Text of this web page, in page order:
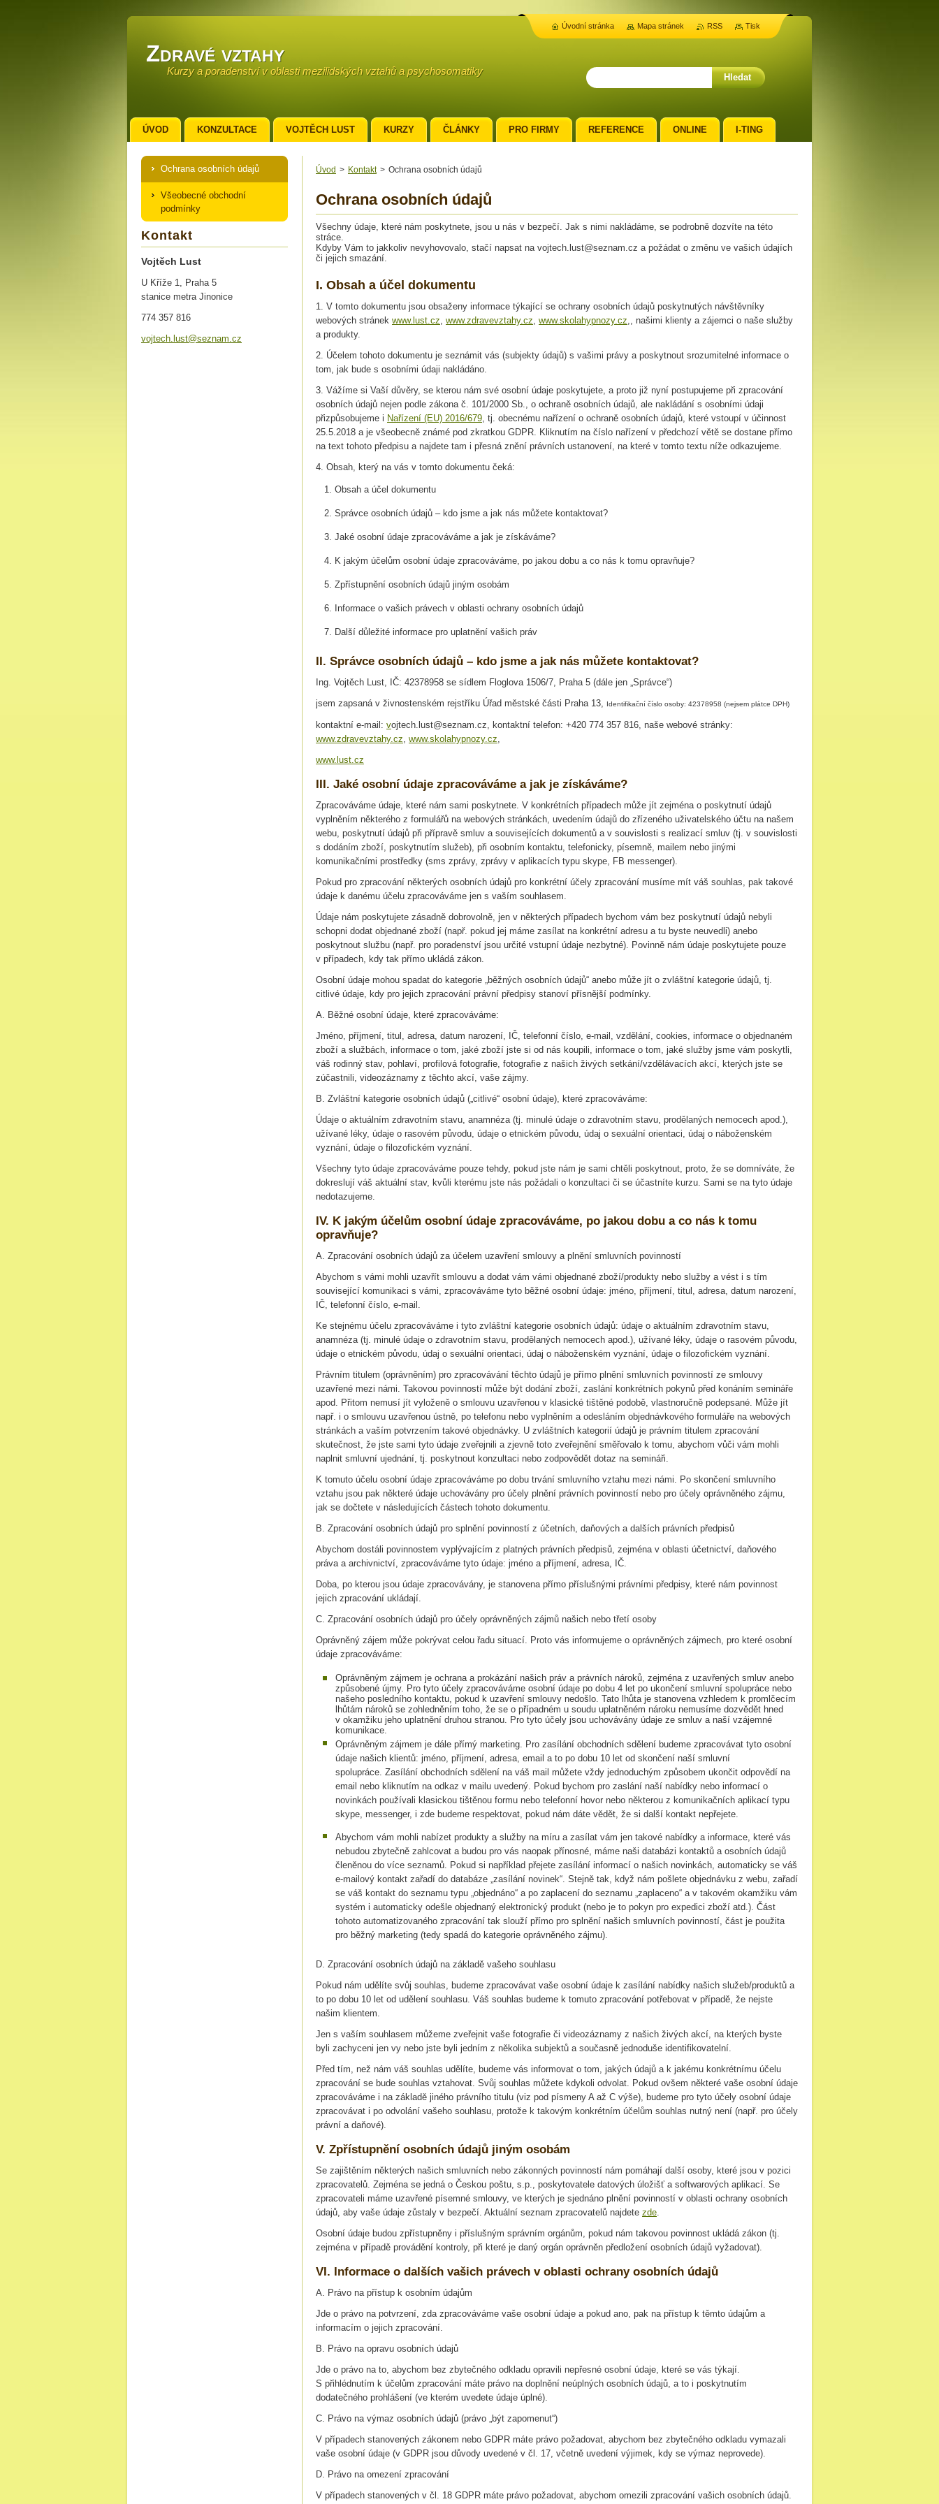
Zdravé vztahy
Kurzy a poradenství v oblasti mezilidských vztahů a psychosomatiky
Úvod > Kontakt > Ochrana osobních údajů
Ochrana osobních údajů
Všechny údaje, které nám poskytnete, jsou u nás v bezpečí. Jak s nimi nakládáme, se podrobně dozvíte na této
stráce.
Kdyby Vám to jakkoliv nevyhovovalo, stačí napsat na vojtech.lust@seznam.cz a požádat o změnu ve vašich údajích
či jejich smazání.
I. Obsah a účel dokumentu
1. V tomto dokumentu jsou obsaženy informace týkající se ochrany osobních údajů poskytnutých návštěvníky
webových stránek www.lust.cz, www.zdravevztahy.cz, www.skolahypnozy.cz,, našimi klienty a zájemci o naše služby
a produkty.
2. Účelem tohoto dokumentu je seznámit vás (subjekty údajů) s vašimi právy a poskytnout srozumitelné informace o
tom, jak bude s osobními údaji nakládáno.
3. Vážíme si Vaší důvěry, se kterou nám své osobní údaje poskytujete, a proto již nyní postupujeme při zpracování
osobních údajů nejen podle zákona č. 101/2000 Sb., o ochraně osobních údajů, ale nakládání s osobními údaji
přizpůsobujeme i Nařízení (EU) 2016/679, tj. obecnému nařízení o ochraně osobních údajů, které vstoupí v účinnost
25.5.2018 a je všeobecně známé pod zkratkou GDPR. Kliknutím na číslo nařízení v předchozí větě se dostane přímo
na text tohoto předpisu a najdete tam i přesná znění právních ustanovení, na které v tomto textu níže odkazujeme.
4. Obsah, který na vás v tomto dokumentu čeká:
Obsah a účel dokumentu
Správce osobních údajů – kdo jsme a jak nás můžete kontaktovat?
Jaké osobní údaje zpracováváme a jak je získáváme?
K jakým účelům osobní údaje zpracováváme, po jakou dobu a co nás k tomu opravňuje?
Zpřístupnění osobních údajů jiným osobám
Informace o vašich právech v oblasti ochrany osobních údajů
Další důležité informace pro uplatnění vašich práv
II. Správce osobních údajů – kdo jsme a jak nás můžete kontaktovat?
Ing. Vojtěch Lust, IČ: 42378958 se sídlem Floglova 1506/7, Praha 5 (dále jen „Správce“)
jsem zapsaná v živnostenském rejstříku Úřad městské části Praha 13, Identifikační číslo osoby: 42378958 (nejsem plátce DPH)
kontaktní e-mail: vojtech.lust@seznam.cz, kontaktní telefon: +420 774 357 816, naše webové stránky:
www.zdravevztahy.cz, www.skolahypnozy.cz,
www.lust.cz
III. Jaké osobní údaje zpracováváme a jak je získáváme?
Zpracováváme údaje, které nám sami poskytnete. V konkrétních případech může jít zejména o poskytnutí údajů
vyplněním některého z formulářů na webových stránkách, uvedením údajů do zřízeného uživatelského účtu na našem
webu, poskytnutí údajů při přípravě smluv a souvisejících dokumentů a v souvislosti s realizací smluv (tj. v souvislosti
s dodáním zboží, poskytnutím služeb), při osobním kontaktu, telefonicky, písemně, mailem nebo jinými
komunikačními prostředky (sms zprávy, zprávy v aplikacích typu skype, FB messenger).
Pokud pro zpracování některých osobních údajů pro konkrétní účely zpracování musíme mít váš souhlas, pak takové
údaje k danému účelu zpracováváme jen s vaším souhlasem.
Údaje nám poskytujete zásadně dobrovolně, jen v některých případech bychom vám bez poskytnutí údajů nebyli
schopni dodat objednané zboží (např. pokud jej máme zasílat na konkrétní adresu a tu byste neuvedli) anebo
poskytnout službu (např. pro poradenství jsou určité vstupní údaje nezbytné). Povinně nám údaje poskytujete pouze
v případech, kdy tak přímo ukládá zákon.
Osobní údaje mohou spadat do kategorie „běžných osobních údajů“ anebo může jít o zvláštní kategorie údajů, tj.
citlivé údaje, kdy pro jejich zpracování právní předpisy stanoví přísnější podmínky.
A. Běžné osobní údaje, které zpracováváme:
Jméno, příjmení, titul, adresa, datum narození, IČ, telefonní číslo, e-mail, vzdělání, cookies, informace o objednaném
zboží a službách, informace o tom, jaké zboží jste si od nás koupili, informace o tom, jaké služby jsme vám poskytli,
váš rodinný stav, pohlaví, profilová fotografie, fotografie z našich živých setkání/vzdělávacích akcí, kterých jste se
zúčastnili, videozáznamy z těchto akcí, vaše zájmy.
B. Zvláštní kategorie osobních údajů („citlivé“ osobní údaje), které zpracováváme:
Údaje o aktuálním zdravotním stavu, anamnéza (tj. minulé údaje o zdravotním stavu, prodělaných nemocech apod.),
užívané léky, údaje o rasovém původu, údaje o etnickém původu, údaj o sexuální orientaci, údaj o náboženském
vyznání, údaje o filozofickém vyznání.
Všechny tyto údaje zpracováváme pouze tehdy, pokud jste nám je sami chtěli poskytnout, proto, že se domníváte, že
dokreslují váš aktuální stav, kvůli kterému jste nás požádali o konzultaci či se účastníte kurzu. Sami se na tyto údaje
nedotazujeme.
IV. K jakým účelům osobní údaje zpracováváme, po jakou dobu a co nás k tomu
opravňuje?
A. Zpracování osobních údajů za účelem uzavření smlouvy a plnění smluvních povinností
Abychom s vámi mohli uzavřít smlouvu a dodat vám vámi objednané zboží/produkty nebo služby a vést i s tím
související komunikaci s vámi, zpracováváme tyto běžné osobní údaje: jméno, příjmení, titul, adresa, datum narození,
IČ, telefonní číslo, e-mail.
Ke stejnému účelu zpracováváme i tyto zvláštní kategorie osobních údajů: údaje o aktuálním zdravotním stavu,
anamnéza (tj. minulé údaje o zdravotním stavu, prodělaných nemocech apod.), užívané léky, údaje o rasovém původu,
údaje o etnickém původu, údaj o sexuální orientaci, údaj o náboženském vyznání, údaje o filozofickém vyznání.
Právním titulem (oprávněním) pro zpracovávání těchto údajů je přímo plnění smluvních povinností ze smlouvy
uzavřené mezi námi. Takovou povinností může být dodání zboží, zaslání konkrétních pokynů před konáním semináře
apod. Přitom nemusí jít vyloženě o smlouvu uzavřenou v klasické tištěné podobě, vlastnoručně podepsané. Může jít
např. i o smlouvu uzavřenou ústně, po telefonu nebo vyplněním a odesláním objednávkového formuláře na webových
stránkách a vaším potvrzením takové objednávky. U zvláštních kategorií údajů je právním titulem zpracování
skutečnost, že jste sami tyto údaje zveřejnili a zjevně toto zveřejnění směřovalo k tomu, abychom vůči vám mohli
naplnit smluvní ujednání, tj. poskytnout konzultaci nebo zodpovědět dotaz na semináři.
K tomuto účelu osobní údaje zpracováváme po dobu trvání smluvního vztahu mezi námi. Po skončení smluvního
vztahu jsou pak některé údaje uchovávány pro účely plnění právních povinností nebo pro účely oprávněného zájmu,
jak se dočtete v následujících částech tohoto dokumentu.
B. Zpracování osobních údajů pro splnění povinností z účetních, daňových a dalších právních předpisů
Abychom dostáli povinnostem vyplývajícím z platných právních předpisů, zejména v oblasti účetnictví, daňového
práva a archivnictví, zpracováváme tyto údaje: jméno a příjmení, adresa, IČ.
Doba, po kterou jsou údaje zpracovávány, je stanovena přímo příslušnými právními předpisy, které nám povinnost
jejich zpracování ukládají.
C. Zpracování osobních údajů pro účely oprávněných zájmů našich nebo třetí osoby
Oprávněný zájem může pokrývat celou řadu situací. Proto vás informujeme o oprávněných zájmech, pro které osobní
údaje zpracováváme:
Oprávněným zájmem je ochrana a prokázání našich práv a právních nároků, zejména z uzavřených smluv anebo
způsobené újmy. Pro tyto účely zpracováváme osobní údaje po dobu 4 let po ukončení smluvní spolupráce nebo
našeho posledního kontaktu, pokud k uzavření smlouvy nedošlo. Tato lhůta je stanovena vzhledem k promlčecím
lhůtám nároků se zohledněním toho, že se o případném u soudu uplatněném nároku nemusíme dozvědět hned
v okamžiku jeho uplatnění druhou stranou. Pro tyto účely jsou uchovávány údaje ze smluv a naší vzájemné
komunikace.
Oprávněným zájmem je dále přímý marketing. Pro zasílání obchodních sdělení budeme zpracovávat tyto osobní
údaje našich klientů: jméno, příjmení, adresa, email a to po dobu 10 let od skončení naší smluvní
spolupráce. Zasílání obchodních sdělení na váš mail můžete vždy jednoduchým způsobem ukončit odpovědí na
email nebo kliknutím na odkaz v mailu uvedený. Pokud bychom pro zaslání naší nabídky nebo informací o
novinkách používali klasickou tištěnou formu nebo telefonní hovor nebo některou z komunikačních aplikací typu
skype, messenger, i zde budeme respektovat, pokud nám dáte vědět, že si další kontakt nepřejete.
Abychom vám mohli nabízet produkty a služby na míru a zasílat vám jen takové nabídky a informace, které vás
nebudou zbytečně zahlcovat a budou pro vás naopak přínosné, máme naši databázi kontaktů a osobních údajů
členěnou do více seznamů. Pokud si například přejete zasílání informací o našich novinkách, automaticky se váš
e-mailový kontakt zařadí do databáze „zasílání novinek“. Stejně tak, když nám pošlete objednávku z webu, zařadí
se váš kontakt do seznamu typu „objednáno“ a po zaplacení do seznamu „zaplaceno“ a v takovém okamžiku vám
systém i automaticky odešle objednaný elektronický produkt (nebo je to pokyn pro expedici zboží atd.). Část
tohoto automatizovaného zpracování tak slouží přímo pro splnění našich smluvních povinností, část je použita
pro běžný marketing (tedy spadá do kategorie oprávněného zájmu).
D. Zpracování osobních údajů na základě vašeho souhlasu
Pokud nám udělíte svůj souhlas, budeme zpracovávat vaše osobní údaje k zasílání nabídky našich služeb/produktů a
to po dobu 10 let od udělení souhlasu. Váš souhlas budeme k tomuto zpracování potřebovat v případě, že nejste
našim klientem.
Jen s vaším souhlasem můžeme zveřejnit vaše fotografie či videozáznamy z našich živých akcí, na kterých byste
byli zachyceni jen vy nebo jste byli jedním z několika subjektů a současně jednoduše identifikovatelní.
Před tím, než nám váš souhlas udělíte, budeme vás informovat o tom, jakých údajů a k jakému konkrétnímu účelu
zpracování se bude souhlas vztahovat. Svůj souhlas můžete kdykoli odvolat. Pokud ovšem některé vaše osobní údaje
zpracováváme i na základě jiného právního titulu (viz pod písmeny A až C výše), budeme pro tyto účely osobní údaje
zpracovávat i po odvolání vašeho souhlasu, protože k takovým konkrétním účelům souhlas nutný není (např. pro účely
právní a daňové).
V. Zpřístupnění osobních údajů jiným osobám
Se zajištěním některých našich smluvních nebo zákonných povinností nám pomáhají další osoby, které jsou v pozici
zpracovatelů. Zejména se jedná o Českou poštu, s.p., poskytovatele datových úložišť a softwarových aplikací. Se
zpracovateli máme uzavřené písemné smlouvy, ve kterých je sjednáno plnění povinností v oblasti ochrany osobních
údajů, aby vaše údaje zůstaly v bezpečí. Aktuální seznam zpracovatelů najdete zde.
Osobní údaje budou zpřístupněny i příslušným správním orgánům, pokud nám takovou povinnost ukládá zákon (tj.
zejména v případě provádění kontroly, při které je daný orgán oprávněn předložení osobních údajů vyžadovat).
VI. Informace o dalších vašich právech v oblasti ochrany osobních údajů
A. Právo na přístup k osobním údajům
Jde o právo na potvrzení, zda zpracováváme vaše osobní údaje a pokud ano, pak na přístup k těmto údajům a
informacím o jejich zpracování.
B. Právo na opravu osobních údajů
Jde o právo na to, abychom bez zbytečného odkladu opravili nepřesné osobní údaje, které se vás týkají.
S přihlédnutím k účelům zpracování máte právo na doplnění neúplných osobních údajů, a to i poskytnutím
dodatečného prohlášení (ve kterém uvedete údaje úplné).
C. Právo na výmaz osobních údajů (právo „být zapomenut“)
V případech stanovených zákonem nebo GDPR máte právo požadovat, abychom bez zbytečného odkladu vymazali
vaše osobní údaje (v GDPR jsou důvody uvedené v čl. 17, včetně uvedení výjimek, kdy se výmaz neprovede).
D. Právo na omezení zpracování
V případech stanovených v čl. 18 GDPR máte právo požadovat, abychom omezili zpracování vašich osobních údajů.
Ochrana osobních údajů
Všeobecné obchodní
podmínky
Kontakt
Vojtěch Lust
U Kříže 1, Praha 5
stanice metra Jinonice
774 357 816
vojtech. lust@seznam.cz
ÚVOD KONZULTACE VOJTĚCH LUST KURZY ČLÁNKY PRO FIRMY REFERENCE ONLINE I-TING
KONTAKT
Úvodní stránka Mapa stránek RSS Tisk